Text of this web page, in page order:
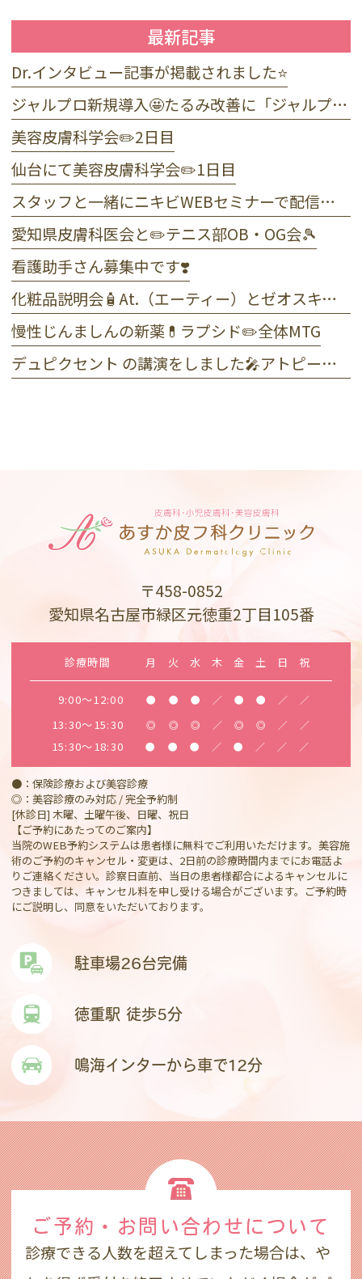
最新記事
Dr.インタビュー記事が掲載されました⭐️
ジャルプロ新規導入🤩たるみ改善に「ジャルプロ・スーパーハイドロ」💉目元のくま・小じわに「ジャルプロヤングアイ」👀
美容皮膚科学会✏️2日目
仙台にて美容皮膚科学会✏️1日目
スタッフと一緒にニキビWEBセミナーで配信しました☺️
愛知県皮膚科医会と✏️テニス部OB・OG会🎾
看護助手さん募集中です❣️
化粧品説明会🧴At.（エーティー）とゼオスキンヘルス
慢性じんましんの新薬💊ラプシド✏️全体MTG
デュピクセント の講演をしました🎤アトピー性皮膚炎
〒458-0852
愛知県名古屋市緑区元徳重2丁目105番
診療時間 月 火 水 木 金 土 日 祝
9:00～12:00 ● ● ● ／ ● ● ／ ／
13:30～15:30 ◎ ◎ ◎ ／ ◎ ◎ ／ ／
15:30～18:30 ● ● ● ／ ● ／ ／ ／
●：保険診療および美容診療
◎：美容診療のみ対応 / 完全予約制
[休診日] 木曜、土曜午後、日曜、祝日
【ご予約にあたってのご案内】
当院のWEB予約システムは患者様に無料でご利用いただけます。美容施
術のご予約のキャンセル・変更は、2日前の診療時間内までにお電話よ
りご連絡ください。診察日直前、当日の患者様都合によるキャンセルに
つきましては、キャンセル料を申し受ける場合がございます。ご予約時
にご説明し、同意をいただいております。
駐車場26台完備
徳重駅 徒歩5分
鳴海インターから車で12分
ご予約・お問い合わせ について
診療できる人数を超えてしまった場合は、や